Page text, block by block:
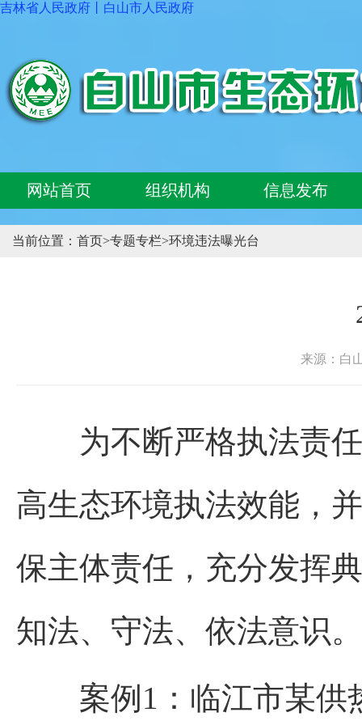
吉林省人民政府 白山市人民政府
网站首页 组织机构 信息发布
当前位置： 首页>专题专栏>环境违法曝光台
来源：白
为不断严格执法责任
高生态环境执法效能，
保主体责任，充分发挥
知法、守法、依法意识。
案例1：临江市某供